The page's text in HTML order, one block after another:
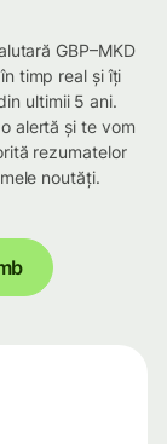
GBP–MKD
timp real și îți
ultimii 5 ani.
alertă și te vom
rezumatelor
noutăți.